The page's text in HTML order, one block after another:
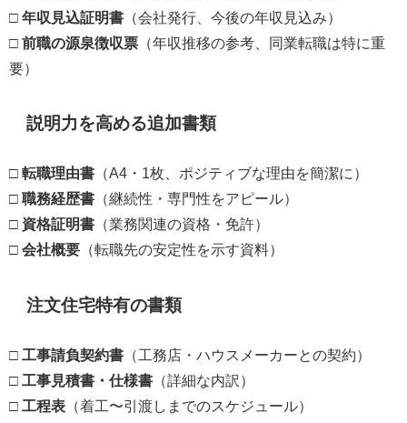
□ 年収見込証明書 （会社発行、今後の年収見込み）
□ 前職の源泉徴収票 （年収推移の参考、同業転職は特に重
要）
説明力を高める追加書類
□ 転職理由書 （A4・1枚、ポジティブな理由を簡潔に）
□ 職務経歴書 （継続性・専門性をアピール）
□ 資格証明書 （業務関連の資格・免許）
□ 会社概要 （転職先の安定性を示す資料）
注文住宅特有の書類
□ 工事請負契約書 （工務店・ハウスメーカーとの契約）
□ 工事見積書・仕様書 （詳細な内訳）
□ 工程表 （着工〜引渡しまでのスケジュール）